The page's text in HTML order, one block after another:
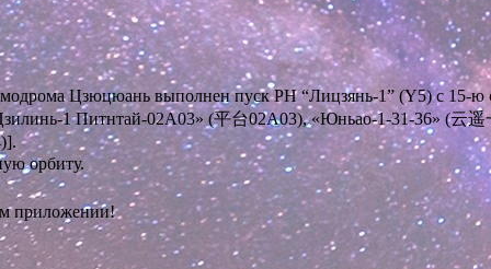
Цзюцюань выполнен пуск РН “Лицзянь-1” (Y5) с
1 Питнтай-02A03» (平台02A03), «Юньао-1-31-36» (云
орбиту.
приложении!